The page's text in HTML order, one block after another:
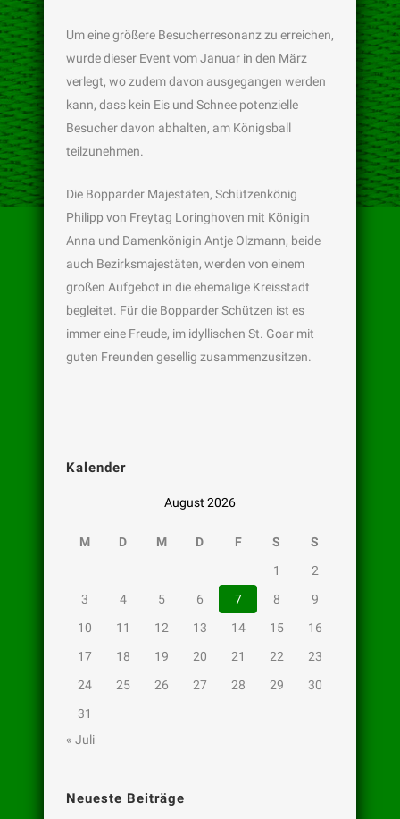
Um eine größere Besucherresonanz zu erreichen,
wurde dieser Event vom Januar in den März
verlegt, wo zudem davon ausgegangen werden
kann, dass kein Eis und Schnee potenzielle
Besucher davon abhalten, am Königsball
teilzunehmen.
Die Bopparder Majestäten, Schützenkönig
Philipp von Freytag Loringhoven mit Königin
Anna und Damenkönigin Antje Olzmann, beide
auch Bezirksmajestäten, werden von einem
großen Aufgebot in die ehemalige Kreisstadt
begleitet. Für die Bopparder Schützen ist es
immer eine Freude, im idyllischen St. Goar mit
guten Freunden gesellig zusammenzusitzen.
Kalender
August 2026
M D M D F S
S
1
2
3
4 5 6 7 8
9
10
11 12 13 14 15
16
17
18 19 20 21 22
23
24
25 26 27 28 29
30
31
« Juli
Neueste Beiträge